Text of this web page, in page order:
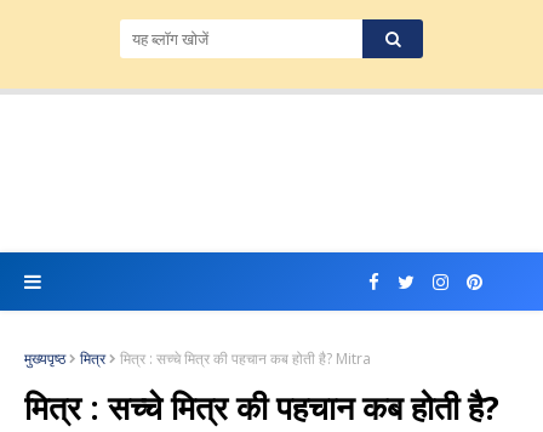
मुख्यपृष्ठ मित्र मित्र : सच्चे मित्र की पहचान कब होती है? Mitra
मित्र : सच्चे मित्र की पहचान कब होती है?